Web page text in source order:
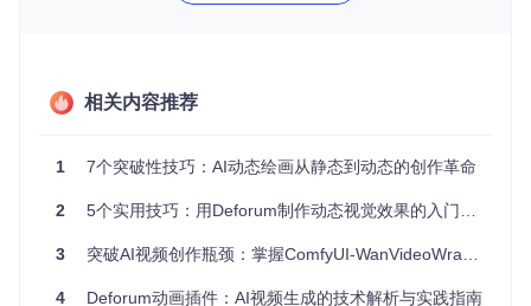
面部特征捕捉：利用网格点识别技术追踪468个面部特征点
的细微变化
态，一个专注表情细节，共同构建出自然流畅的角色动画。
AI动画角色面部捕捉演示
相关内容推荐
1 7个突破性技巧：AI动态绘画从静态到动态的创作革命
2 5个实用技巧：用Deforum制作动态视觉效果的入门指南
3 突破AI视频创作瓶颈：掌握ComfyUI-WanVideoWrapper的5个核心技术
4 Deforum动画插件：AI视频生成的技术解析与实践指南